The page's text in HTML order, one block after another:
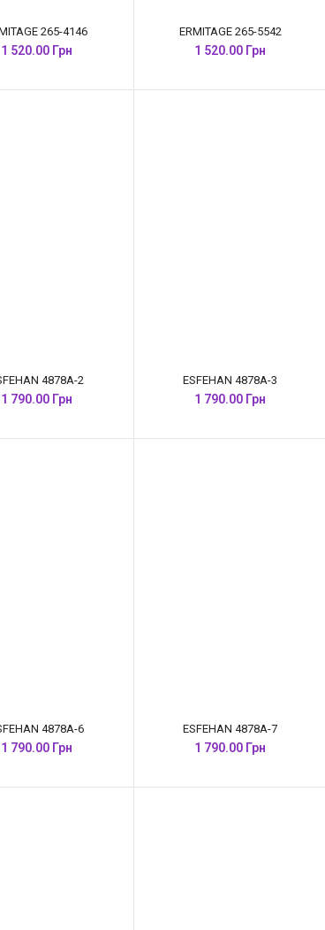
265-4146
1 520.00 Грн
ERMITAGE 265-5542
1 520.00 Грн
4878A-2
1 790.00 Грн
ESFEHAN 4878A-3
1 790.00 Грн
4878A-6
1 790.00 Грн
ESFEHAN 4878A-7
1 790.00 Грн